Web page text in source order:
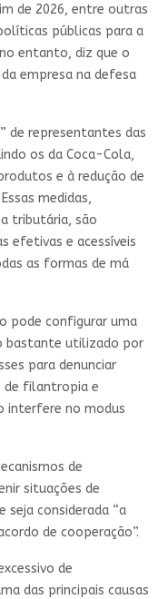
de 2026, entre outras
públicas para a
entanto, diz que o
empresa na defesa
de representantes das
os da Coca-Cola,
e à redução de
medidas,
tributária, são
efetivas e acessíveis
as formas de má
pode configurar uma
bastante utilizado por
para denunciar
de filantropia e
interfere no modus
de
situações de
considerada “a
de cooperação”.
de
das principais causas